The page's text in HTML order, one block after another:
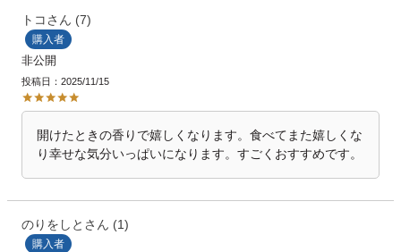
トコ 7
購入者
非公開
投稿日 2025/11/15
開けたときの香りで嬉しくなります。食べてまた嬉しくな
り幸せな気分いっぱいになります。すごくおすすめです。
のりをしと 1
購入者